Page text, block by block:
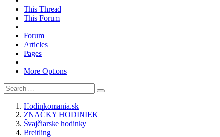
This Thread
This Forum
Forum
Articles
Pages
More Options
Hodinkomania.sk
ZNAČKY HODINIEK
Švajčiarske hodinky
Breitling